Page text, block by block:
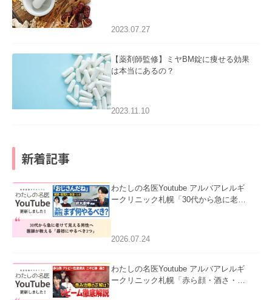
2023.07.27
【薬剤師監修】ミヤBM錠に痩せる効果
は本当にあるの？
2023.11.10
新着記事
わたしの名医Youtube アルバアレルギ
ークリニック札幌「30代から急に老け
た。
2026.07.24
わたしの名医Youtube アルバアレルギ
ークリニック札幌「赤ら顔・酒さ・ニ